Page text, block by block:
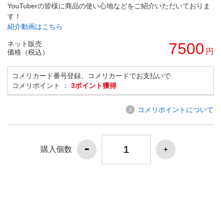
YouTuberの皆様に商品の使い心地などをご紹介いただいておりま
す！
紹介動画はこちら
ネット販売
価格（税込）
7500 円
コメリカード番号登録、コメリカードでお支払いで
コメリポイント ： 3ポイント獲得
コメリポイントについて
購入個数